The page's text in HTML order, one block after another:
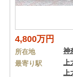
4,800万円
所在地 神
最寄り駅